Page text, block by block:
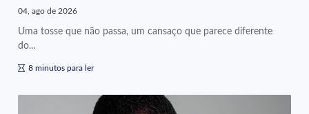
04, ago de 2026
Uma tosse que não passa, um cansaço que parece diferente
do...
8 minutos para ler